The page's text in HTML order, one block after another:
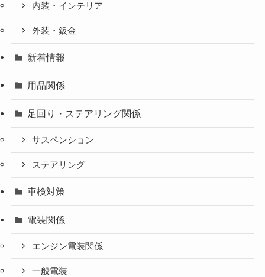
内装・インテリア
外装・鈑金
新着情報
用品関係
足回り・ステアリング関係
サスペンション
ステアリング
車検対策
電装関係
エンジン電装関係
一般電装